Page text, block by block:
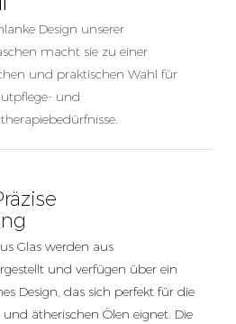
Design unserer
macht sie zu einer
und praktischen Wahl für
und
Glas werden aus
und verfügen über ein
Design, das sich perfekt für die
ätherischen Ölen eignet. Die